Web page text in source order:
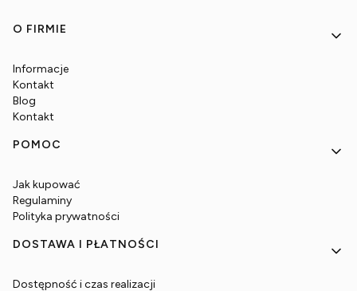
Linki w stopce
O FIRMIE
Informacje
Kontakt
Blog
Kontakt
POMOC
Jak kupować
Regulaminy
Polityka prywatności
DOSTAWA I PŁATNOŚCI
Dostępność i czas realizacji